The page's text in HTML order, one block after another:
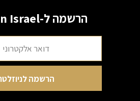
הרשמה ל-Fashion Israel